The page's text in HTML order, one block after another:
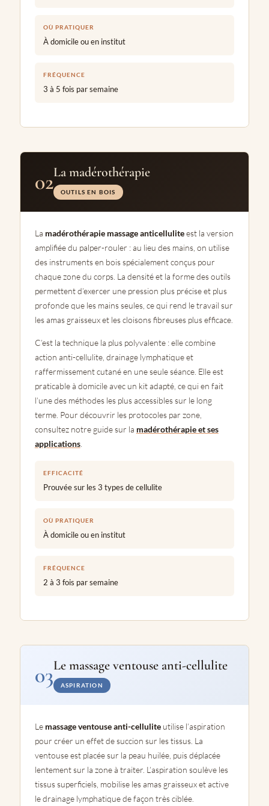
OÙ PRATIQUER
À domicile ou en institut
FRÉQUENCE
3 à 5 fois par semaine
02La madérothérapie
OUTILS EN BOIS
La madérothérapie massage anticelluliteest la version
amplifiée du palper-rouler : au lieu des mains, on utilise
des instruments en bois spécialement conçus pour
chaque zone du corps. La densité et la forme des outils
permettent d’exercer une pression plus précise et plus
profonde que les mains seules, ce qui rend le travail sur
les amas graisseux et les cloisons fibreuses plus efficace.
C’est la technique la plus polyvalente : elle combine
action anti-cellulite, drainage lymphatique et
raffermissement cutané en une seule séance. Elle est
praticable à domicile avec un kit adapté, ce qui en fait
l’une des méthodes les plus accessibles sur le long
terme. Pour découvrir les protocoles par zone,
consultez notre guide sur la madérothérapie et ses
applications.
EFFICACITÉ
Prouvée sur les 3 types de cellulite
OÙ PRATIQUER
À domicile ou en institut
FRÉQUENCE
2 à 3 fois par semaine
03Le massage ventouse anti-cellulite
ASPIRATION
Le massage ventouse anti-celluliteutilise l’aspiration
pour créer un effet de succion sur les tissus. La
ventouse est placée sur la peau huilée, puis déplacée
lentement sur la zone à traiter. L’aspiration soulève les
tissus superficiels, mobilise les amas graisseux et active
le drainage lymphatique de façon très ciblée.